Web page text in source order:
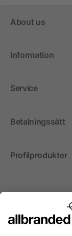
About us
Information
Service
Betalningssätt
Profilprodukter